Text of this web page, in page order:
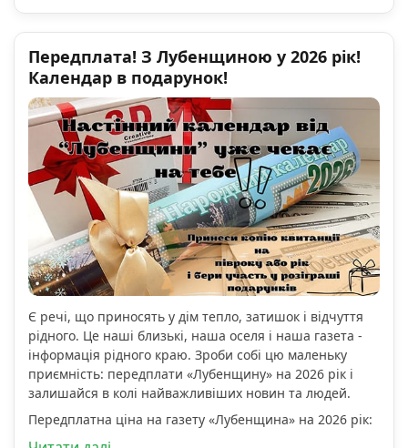
Передплата! З Лубенщиною у 2026 рік!
Календар в подарунок!
Є речі, що приносять у дім тепло, затишок і відчуття
рідного. Це наші близькі, наша оселя і наша газета -
інформація рідного краю. Зроби собі цю маленьку
приємність: передплати «Лубенщину» на 2026 рік і
залишайся в колі найважливіших новин та людей.
Передплатна ціна на газету «Лубенщина» на 2026 рік: